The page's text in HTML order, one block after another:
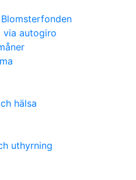
via autogiro
hälsa
uthyrning